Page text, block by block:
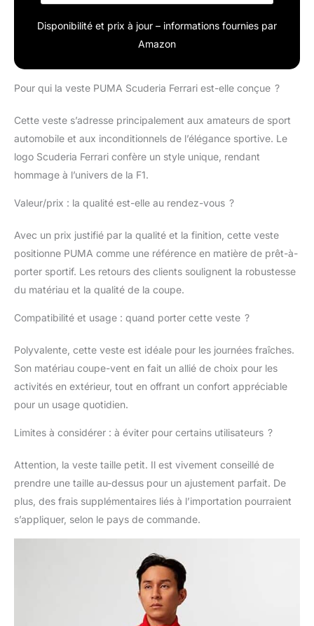
TAILLE:XXL
Disponibilité et prix à jour – informations fournies par
Amazon
Pour qui la veste PUMA Scuderia Ferrari est-elle conçue ?
Cette veste s’adresse principalement aux amateurs de sport
automobile et aux inconditionnels de l’élégance sportive. Le
logo Scuderia Ferrari confère un style unique, rendant
hommage à l’univers de la F1.
Valeur/prix : la qualité est-elle au rendez-vous ?
Avec un prix justifié par la qualité et la finition, cette veste
positionne PUMA comme une référence en matière de prêt-à-
porter sportif. Les retours des clients soulignent la robustesse
du matériau et la qualité de la coupe.
Compatibilité et usage : quand porter cette veste ?
Polyvalente, cette veste est idéale pour les journées fraîches.
Son matériau coupe-vent en fait un allié de choix pour les
activités en extérieur, tout en offrant un confort appréciable
pour un usage quotidien.
Limites à considérer : à éviter pour certains utilisateurs ?
Attention, la veste taille petit. Il est vivement conseillé de
prendre une taille au-dessus pour un ajustement parfait. De
plus, des frais supplémentaires liés à l’importation pourraient
s’appliquer, selon le pays de commande.